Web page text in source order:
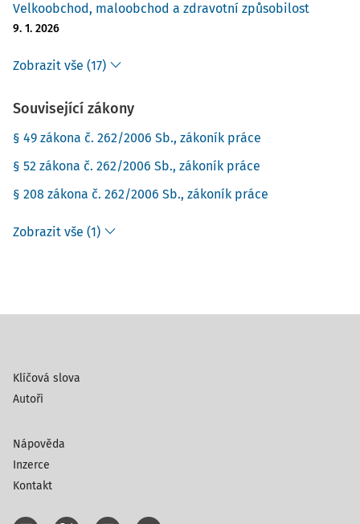
Velkoobchod, maloobchod a zdravotní způsobilost
9. 1. 2026
Zobrazit vše (17)
Související zákony
§ 49 zákona č. 262/2006 Sb., zákoník práce
§ 52 zákona č. 262/2006 Sb., zákoník práce
§ 208 zákona č. 262/2006 Sb., zákoník práce
Zobrazit vše (1)
Klíčová slova
Autoři
Nápověda
Inzerce
Kontakt